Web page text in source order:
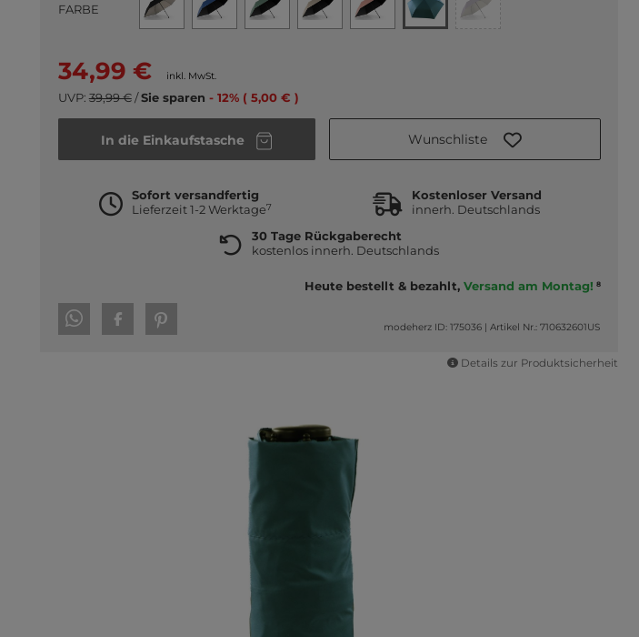
FARBE
34,99 € inkl. MwSt.
UVP: 39,99 €/Sie sparen - 12% ( 5,00 € )
In die Einkaufstasche Wunschliste
Sofort versandfertig
Lieferzeit 1-2 Werktage7
Kostenloser Versand
innerh. Deutschlands
30 Tage Rückgaberecht
kostenlos innerh. Deutschlands
Heute bestellt & bezahlt, Versand am Montag! 8
modeherz ID: 175036 |Artikel Nr.: 710632601US
Details zur Produktsicherheit